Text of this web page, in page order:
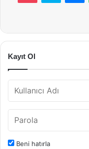
Kayıt Ol
Beni hatırla